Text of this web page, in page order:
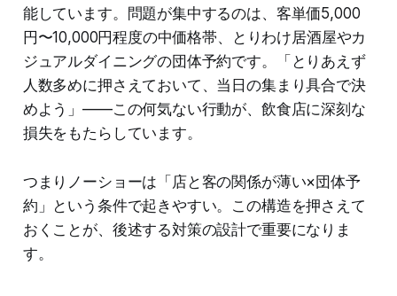
能しています。問題が集中するのは、客単価5,000
円〜10,000円程度の中価格帯、とりわけ居酒屋やカ
ジュアルダイニングの団体予約です。「とりあえず
人数多めに押さえておいて、当日の集まり具合で決
めよう」——この何気ない行動が、飲食店に深刻な
損失をもたらしています。
つまりノーショーは「店と客の関係が薄い×団体予
約」という条件で起きやすい。この構造を押さえて
おくことが、後述する対策の設計で重要になりま
す。